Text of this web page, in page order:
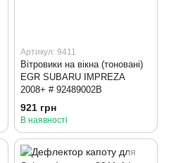
Артикул: 9411
Вітровики на вікна (тоновані)
EGR SUBARU IMPREZA
2008+ # 92489002B
921 грн
В наявності